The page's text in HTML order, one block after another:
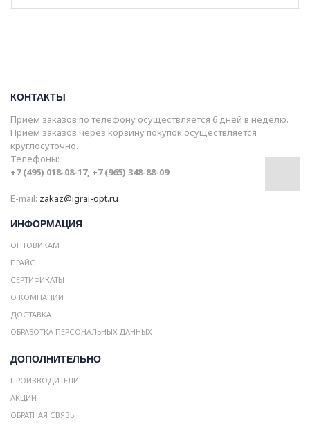
КОНТАКТЫ
Прием заказов по телефону осуществляется 6 дней в неделю.
Прием заказов через корзину покупок осуществляется
круглосуточно.
Телефоны:
+7 (495) 018-08-17, +7 (965) 348-88-09
E-mail: zakaz@igrai-opt.ru
ИНФОРМАЦИЯ
ОПТОВИКАМ
ПРАЙС
СЕРТИФИКАТЫ
О КОМПАНИИ
ДОСТАВКА
ОБРАБОТКА ПЕРСОНАЛЬНЫХ ДАННЫХ
ДОПОЛНИТЕЛЬНО
ПРОИЗВОДИТЕЛИ
АКЦИИ
ОБРАТНАЯ СВЯЗЬ